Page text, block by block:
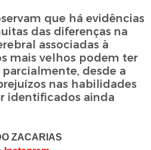
que há evidências
das diferenças na
associadas à
mais velhos podem ter
desde a
nas habilidades
identificados ainda
ZACARIAS